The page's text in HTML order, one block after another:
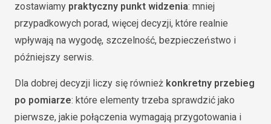
zostawiamy praktyczny punkt widzenia: mniej
przypadkowych porad, więcej decyzji, które realnie
wpływają na wygodę, szczelność, bezpieczeństwo i
późniejszy serwis.
Dla dobrej decyzji liczy się również konkretny przebieg
po pomiarze: które elementy trzeba sprawdzić jako
pierwsze, jakie połączenia wymagają przygotowania i